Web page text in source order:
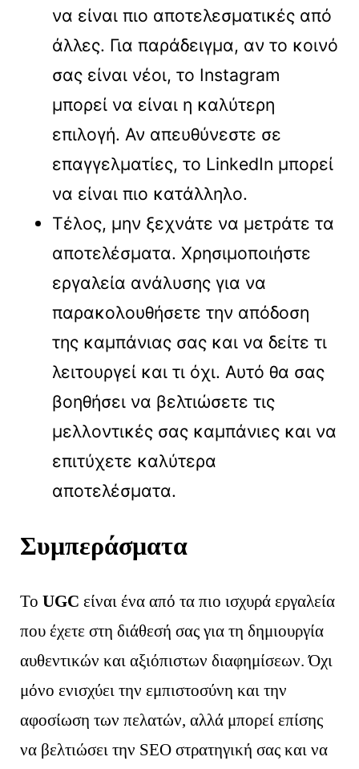
να είναι πιο αποτελεσματικές από
άλλες. Για παράδειγμα, αν το κοινό
σας είναι νέοι, το Instagram
μπορεί να είναι η καλύτερη
επιλογή. Αν απευθύνεστε σε
επαγγελματίες, το LinkedIn μπορεί
να είναι πιο κατάλληλο.
Τέλος, μην ξεχνάτε να μετράτε τα
αποτελέσματα. Χρησιμοποιήστε
εργαλεία ανάλυσης για να
παρακολουθήσετε την απόδοση
της καμπάνιας σας και να δείτε τι
λειτουργεί και τι όχι. Αυτό θα σας
βοηθήσει να βελτιώσετε τις
μελλοντικές σας καμπάνιες και να
επιτύχετε καλύτερα
αποτελέσματα.
Συμπεράσματα
ΤοUGC είναι ένα από τα πιο ισχυρά εργαλεία
που έχετε στη διάθεσή σας για τη δημιουργία
αυθεντικών και αξιόπιστων διαφημίσεων. Όχι
μόνο ενισχύει την εμπιστοσύνη και την
αφοσίωση των πελατών, αλλά μπορεί επίσης
να βελτιώσει την SEO στρατηγική σας και να